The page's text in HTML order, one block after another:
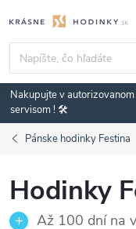
na
obsah
Nakupujte v
servisom ! 🛠️
Pánske hodinky Festina
Hodinky
Až 100 dní na